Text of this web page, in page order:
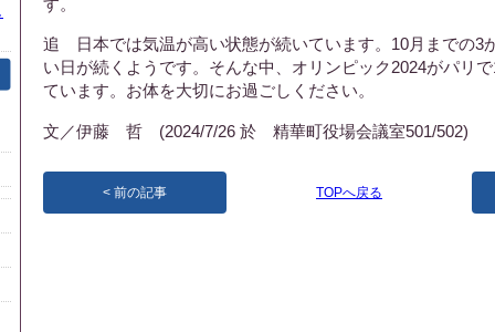
す。
追 日本では気温が高い状態が続いています。10月までの3
い日が続くようです。そんな中、オリンピック2024がパリ
ています。お体を大切にお過ごしください。
文／伊藤 哲 (2024/7/26 於 精華町役場会議室501/502)
前の記事 TOPへ戻る